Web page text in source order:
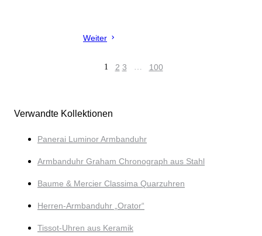
Weiter
1 2 3 … 100
Verwandte Kollektionen
Panerai Luminor Armbanduhr
Armbanduhr Graham Chronograph aus Stahl
Baume & Mercier Classima Quarzuhren
Herren-Armbanduhr „Orator“
Tissot-Uhren aus Keramik